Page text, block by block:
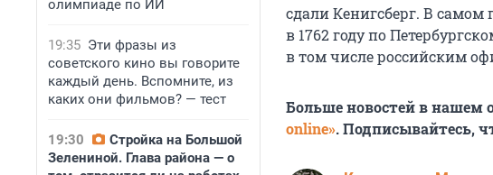
олимпиаде по ИИ
19:35 Эти фразы из
советского кино вы говорите
каждый день. Вспомните, из
каких они фильмов? — тест
19:30
Стройка на Большой
Зелениной. Глава района — о
сдали Кенигсберг. В самом
в 1762 году по
в том числе российским
Больше новостей в нашем
online». Подписывайтесь,